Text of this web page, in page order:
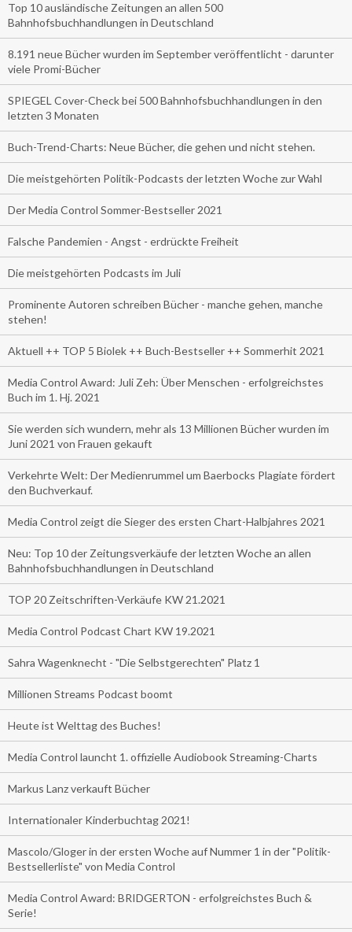
Top 10 ausländische Zeitungen an allen 500
Bahnhofsbuchhandlungen in Deutschland
8.191 neue Bücher wurden im September veröffentlicht - darunter
viele Promi-Bücher
SPIEGEL Cover-Check bei 500 Bahnhofsbuchhandlungen in den
letzten 3 Monaten
Buch-Trend-Charts: Neue Bücher, die gehen und nicht stehen.
Die meistgehörten Politik-Podcasts der letzten Woche zur Wahl
Der Media Control Sommer-Bestseller 2021
Falsche Pandemien - Angst - erdrückte Freiheit
Die meistgehörten Podcasts im Juli
Prominente Autoren schreiben Bücher - manche gehen, manche
stehen!
Aktuell ++ TOP 5 Biolek ++ Buch-Bestseller ++ Sommerhit 2021
Media Control Award: Juli Zeh: Über Menschen - erfolgreichstes
Buch im 1. Hj. 2021
Sie werden sich wundern, mehr als 13 Millionen Bücher wurden im
Juni 2021 von Frauen gekauft
Verkehrte Welt: Der Medienrummel um Baerbocks Plagiate fördert
den Buchverkauf.
Media Control zeigt die Sieger des ersten Chart-Halbjahres 2021
Neu: Top 10 der Zeitungsverkäufe der letzten Woche an allen
Bahnhofsbuchhandlungen in Deutschland
TOP 20 Zeitschriften-Verkäufe KW 21.2021
Media Control Podcast Chart KW 19.2021
Sahra Wagenknecht - "Die Selbstgerechten" Platz 1
Millionen Streams Podcast boomt
Heute ist Welttag des Buches!
Media Control launcht 1. offizielle Audiobook Streaming-Charts
Markus Lanz verkauft Bücher
Internationaler Kinderbuchtag 2021!
Mascolo/Gloger in der ersten Woche auf Nummer 1 in der "Politik-
Bestsellerliste" von Media Control
Media Control Award: BRIDGERTON - erfolgreichstes Buch &
Serie!